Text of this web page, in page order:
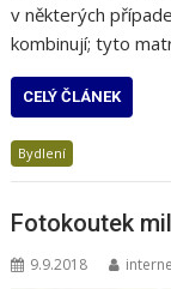
v některých
kombinují; tyto
CELÝ ČLÁNEK
Bydlení
Fotokoutek
9.9.2018